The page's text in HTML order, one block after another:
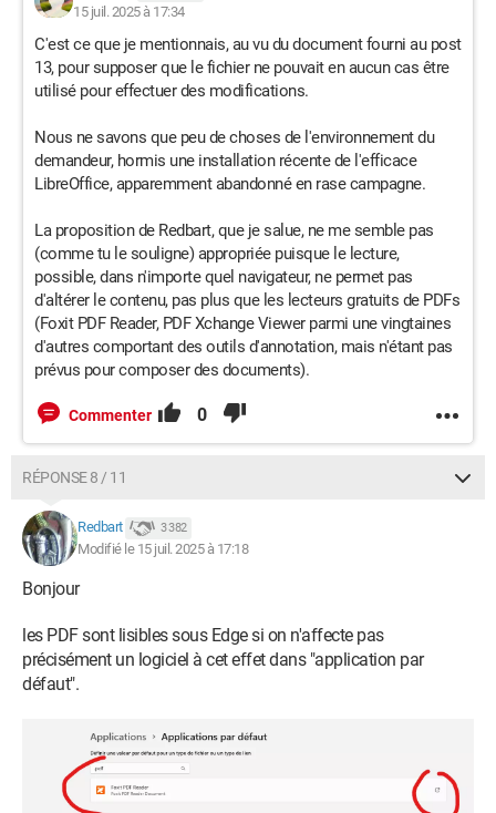
15 juil. 2025 à 17:34
C'est ce que je mentionnais, au vu du document fourni au post
13, pour supposer que le fichier ne pouvait en aucun cas être
utilisé pour effectuer des modifications.
Nous ne savons que peu de choses de l'environnement du
demandeur, hormis une installation récente de l'efficace
LibreOffice, apparemment abandonné en rase campagne.
La proposition de Redbart, que je salue, ne me semble pas
(comme tu le souligne) appropriée puisque le lecture,
possible, dans n'importe quel navigateur, ne permet pas
d'altérer le contenu, pas plus que les lecteurs gratuits de PDFs
(Foxit PDF Reader, PDF Xchange Viewer parmi une vingtaines
d'autres comportant des outils d'annotation, mais n'étant pas
prévus pour composer des documents).
Commenter 0
RÉPONSE 8 / 11
Redbart 3 382
Modifié le 15 juil. 2025 à 17:18
Bonjour
les PDF sont lisibles sous Edge si on n'affecte pas
précisément un logiciel à cet effet dans "application par
défaut".